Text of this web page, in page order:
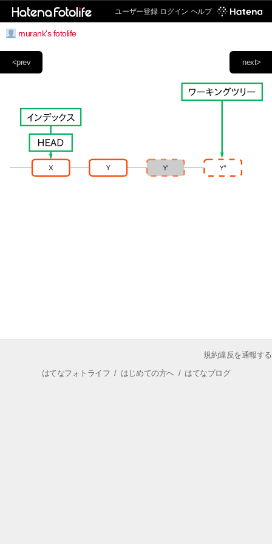
ユーザー登録 ログイン ヘルプ
murank's fotolife
next>
<prev
規約違反を通報する
はてなフォトライフ / はじめての方へ/ はてなブログ